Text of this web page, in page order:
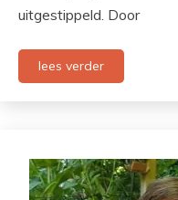
uitgestippeld. Door
lees verder